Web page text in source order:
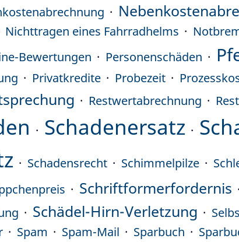
Nichttragen eines Fahrradhelms
Bewertungen Personenschäden
Privatkredite Probezeit
Restwertabrechnung
Schadenersatz
Schadensrecht Schimmelpilze
Schriftformerfordernis
Schädel-Hirn-Verletzung
Spam Spam-Mail Sparbuch